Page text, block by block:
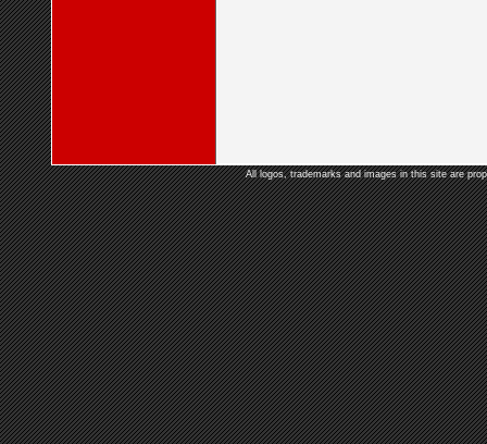
All logos, trademarks and images in this site are